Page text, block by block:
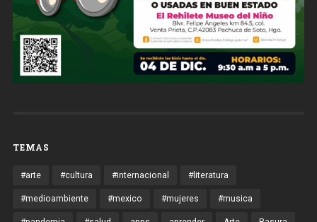
TEMAS
#arte #cultura #internacional #literatura
#medioambiente #mexico #mujeres #musica